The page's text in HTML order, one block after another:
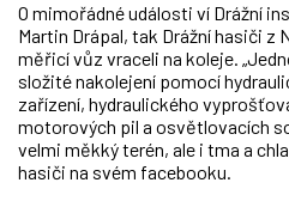
O mimořádné události ví Drážní
Martin Drápal, tak Drážní hasiči z
měřicí vůz vraceli na koleje.
složité nakolejení pomocí
zařízení, hydraulického
motorových pil a osvětlovacích
velmi měkký terén, ale i tma a
hasiči na svém facebooku.